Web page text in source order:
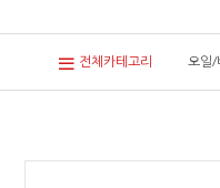
전체카테고리 오일/